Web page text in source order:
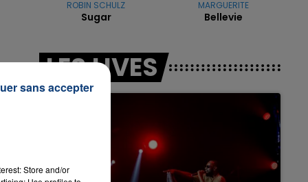
LA TEAM DU WEEK-END
ROBIN SCHULZ
Sugar
MARGUERITE
Bellevie
LES LIVES
Store and/or
sans accepter